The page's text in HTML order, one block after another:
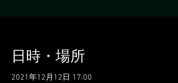
日時・場所
2021年12月12日 17:00